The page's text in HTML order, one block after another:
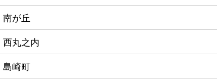
南が丘
西丸之内
島崎町